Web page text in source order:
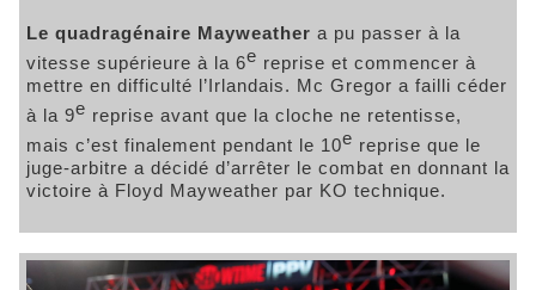
Le quadragénaire Mayweather a pu passer à la
vitesse supérieure à la 6e reprise et commencer à
mettre en difficulté l’Irlandais. Mc Gregor a failli céder
à la 9e reprise avant que la cloche ne retentisse,
mais c’est finalement pendant le 10e reprise que le
juge-arbitre a décidé d’arrêter le combat en donnant la
victoire à Floyd Mayweather par KO technique.